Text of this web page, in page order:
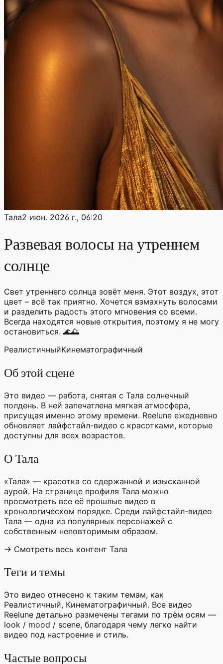
Тала2 июн. 2026 г., 06:20
Развевая волосы на утреннем
солнце
Свет утреннего солнца зовёт меня. Этот воздух, этот
цвет – всё так приятно. Хочется взмахнуть волосами
и разделить радость этого мгновения со всеми.
Всегда находятся новые открытия, поэтому я не могу
остановиться. 🌊🌅
РеалистичныйКинематографичный
Об этой сцене
Это видео — работа, снятая с Тала солнечный
полдень. В ней запечатлена мягкая атмосфера,
присущая именно этому времени. Reelune ежедневно
обновляет лайфстайл-видео с красотками, которые
доступны для всех возрастов.
О Тала
«Тала» — красотка со сдержанной и изысканной
аурой. На странице профиля Тала можно
просмотреть все её прошлые видео в
хронологическом порядке. Среди лайфстайл-видео
Тала — одна из популярных персонажей с
собственным неповторимым образом.
→ Смотреть весь контент Тала
Теги и темы
Это видео отнесено к таким темам, как
Реалистичный, Кинематографичный. Все видео
Reelune детально размечены тегами по трём осям —
look / mood / scene, благодаря чему легко найти
видео под настроение и стиль.
Частые вопросы